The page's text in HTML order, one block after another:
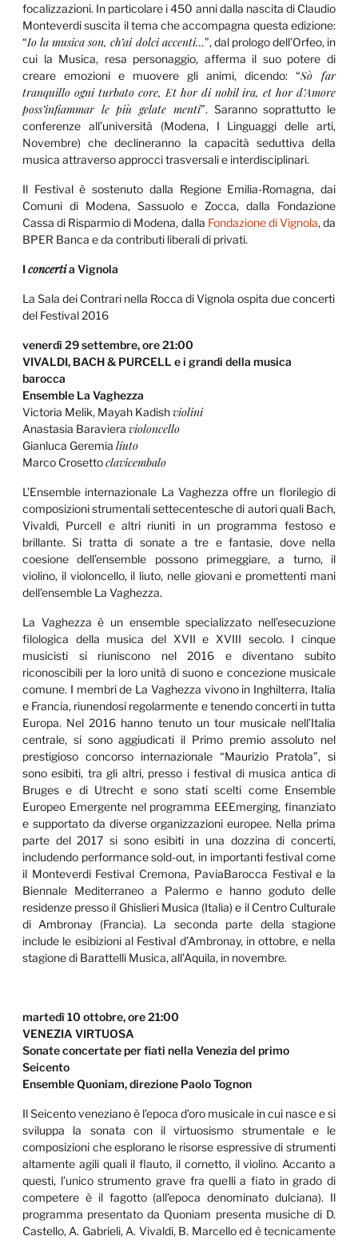
focalizzazioni. In particolare i 450 anni dalla nascita di Claudio
Monteverdi suscita il tema che accompagna questa edizione:
“Io la musica son, ch’ai dolci accenti…”, dal prologo dell’Orfeo, in
cui la Musica, resa personaggio, afferma il suo potere di
creare emozioni e muovere gli animi, dicendo: “Sò far
tranquillo ogni turbato core, Et hor di nobil ira, et hor d’Amore
poss’infiammar le più gelate menti”. Saranno soprattutto le
conferenze all’università (Modena, I Linguaggi delle arti,
Novembre) che declineranno la capacità seduttiva della
musica attraverso approcci trasversali e interdisciplinari.
Il Festival è sostenuto dalla Regione Emilia-Romagna, dai
Comuni di Modena, Sassuolo e Zocca, dalla Fondazione
Cassa di Risparmio di Modena, dalla Fondazione di Vignola, da
BPER Banca e da contributi liberali di privati.
Iconcertia Vignola
La Sala dei Contrari nella Rocca di Vignola ospita due concerti
del Festival 2016
venerdì 29 settembre, ore 21:00
VIVALDI, BACH & PURCELL e i grandi della musica
barocca
Ensemble La Vaghezza
Victoria Melik, Mayah Kadishviolini
Anastasia Baraviera violoncello
Gianluca Geremia liuto
Marco Crosettoclavicembalo
L’Ensemble internazionale La Vaghezza offre un florilegio di
composizioni strumentali settecentesche di autori quali Bach,
Vivaldi, Purcell e altri riuniti in un programma festoso e
brillante. Si tratta di sonate a tre e fantasie, dove nella
coesione dell’ensemble possono primeggiare, a turno, il
violino, il violoncello, il liuto, nelle giovani e promettenti mani
dell’ensemble La Vaghezza.
La Vaghezza è un ensemble specializzato nell’esecuzione
filologica della musica del XVII e XVIII secolo. I cinque
musicisti si riuniscono nel 2016 e diventano subito
riconoscibili per la loro unità di suono e concezione musicale
comune. I membri de La Vaghezza vivono in Inghilterra, Italia
e Francia, riunendosi regolarmente e tenendo concerti in tutta
Europa. Nel 2016 hanno tenuto un tour musicale nell’Italia
centrale, si sono aggiudicati il Primo premio assoluto nel
prestigioso concorso internazionale “Maurizio Pratola”, si
sono esibiti, tra gli altri, presso i festival di musica antica di
Bruges e di Utrecht e sono stati scelti come Ensemble
Europeo Emergente nel programma EEEmerging, finanziato
e supportato da diverse organizzazioni europee. Nella prima
parte del 2017 si sono esibiti in una dozzina di concerti,
includendo performance sold-out, in importanti festival come
il Monteverdi Festival Cremona, PaviaBarocca Festival e la
Biennale Mediterraneo a Palermo e hanno goduto delle
residenze presso il Ghislieri Musica (Italia) e il Centro Culturale
di Ambronay (Francia). La seconda parte della stagione
include le esibizioni al Festival d’Ambronay, in ottobre, e nella
stagione di Barattelli Musica, all’Aquila, in novembre.
martedì 10 ottobre, ore 21:00
VENEZIA VIRTUOSA
Sonate concertate per fiati nella Venezia del primo
Seicento
Ensemble Quoniam, direzione Paolo Tognon
Il Seicento veneziano è l’epoca d’oro musicale in cui nasce e si
sviluppa la sonata con il virtuosismo strumentale e le
composizioni che esplorano le risorse espressive di strumenti
altamente agili quali il flauto, il cornetto, il violino. Accanto a
questi, l’unico strumento grave fra quelli a fiato in grado di
competere è il fagotto (all’epoca denominato dulciana). Il
programma presentato da Quoniam presenta musiche di D.
Castello, A. Gabrieli, A. Vivaldi, B. Marcello ed è tecnicamente